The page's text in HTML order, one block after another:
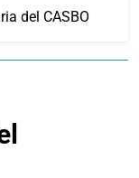
del CASBO